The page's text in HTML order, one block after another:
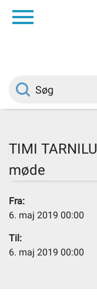
Borger
Om kommunen
Vedtægter
Job
TIMI
møde
Fra:
6. maj 2019 00:00
Til:
6. maj 2019 00:00